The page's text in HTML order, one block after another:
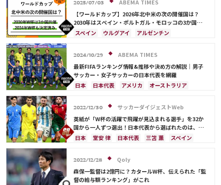
2025/07/03
ABEMA TIMES
【ワールドカップ】2026年北中米の次の開催国は？
2030年はスペイン・ポルトガル・モロッコの3か国共
催！ ウルグアイ・アルゼンチン・パラグアイでも限定
スペイン ウルグアイ
アルゼンチン
サウジアラビア
メキシコ アメリカ
イングランド
日本 カナダ 韓国
セルビア
スイス
オーストラリア カタール ウェールズ
2024/10/29
ABEMA TIMES
最新FIFAランキング情報&推移や決め方の解説｜男子
サッカー・女子サッカーの日本代表を網羅
日本
日本代表 アメリカ
オーストラリア
カタール
イラン 韓国 ドイツ
スペイン
フランス
ベルギー スイス
イングランド
オランダ
ポルトガル デンマーク
セルビア
クロアチア
ポーランド
エクアドル
セネガル
カメルーン
コスタリカ
2022/12/30
サッカーダイジェストWeb
英紙が「W杯の活躍で飛躍が見込まれる選手」を32か
国から一人ずつ選出！日本代表から選ばれたのは、堂
安や三笘ではなく…
日本 堂安 律 日本代表 三笘 薫
スペイン
サウジアラビア
デンマーク
フランス
ベルギー スイス
イングランド
オランダ
ポーランド ポルトガル
2022/12/28
Qoly
森保一監督は2億円に？カタールW杯、伝えられた「監
督の給与額ランキング」がこれ